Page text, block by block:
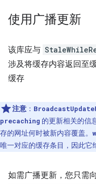
使用广播更新
该库应与
涉及将缓存内容返回至
缓存
注意 ：
precaching 的更新相关的信
存的网址何时被新内容覆盖。
唯一对应的缓存条目，因此它
如需广播更新，您只需